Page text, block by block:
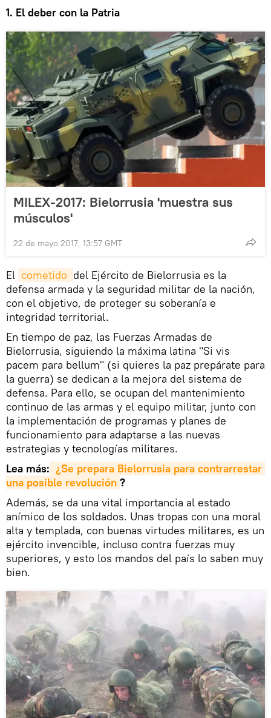
1. El deber con la Patria
MILEX-2017: Bielorrusia 'muestra sus
músculos'
22 de mayo 2017, 13:57 GMT
El cometido del Ejército de Bielorrusia es la
defensa armada y la seguridad militar de la nación,
con el objetivo, de proteger su soberanía e
integridad territorial.
En tiempo de paz, las Fuerzas Armadas de
Bielorrusia, siguiendo la máxima latina "Si vis
pacem para bellum" (si quieres la paz prepárate para
la guerra) se dedican a la mejora del sistema de
defensa. Para ello, se ocupan del mantenimiento
continuo de las armas y el equipo militar, junto con
la implementación de programas y planes de
funcionamiento para adaptarse a las nuevas
estrategias y tecnologías militares.
Lea más: ¿Se prepara Bielorrusia para contrarrestar
una posible revolución ?
Además, se da una vital importancia al estado
anímico de los soldados. Unas tropas con una moral
alta y templada, con buenas virtudes militares, es un
ejército invencible, incluso contra fuerzas muy
superiores, y esto los mandos del país lo saben muy
bien.